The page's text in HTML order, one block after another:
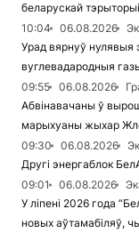
беларускай
10:04
06.08.2026
Урад вярнуў нулявыя
вуглевадародныя
09:55
06.08.2026
Абвінавачаны ў
марыхуаны жыхар
09:30
06.08.2026
Другі энергаблок
09:01
06.08.2026
У ліпені 2026 года
новых аўтамабіляў,